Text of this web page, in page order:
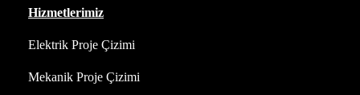
Hizmetlerimiz
Elektrik Proje Çizimi
Mekanik Proje Çizimi